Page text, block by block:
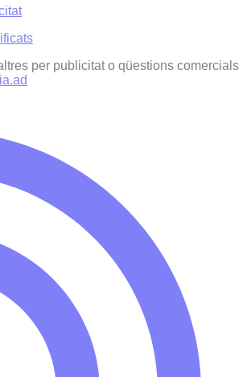
per publicitat o qüestions comercials